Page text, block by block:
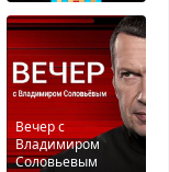
Вечер с
Владимиром
Соловьевым